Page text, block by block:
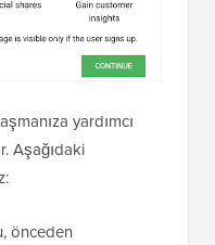
yardımcı
Aşağıdaki
önceden